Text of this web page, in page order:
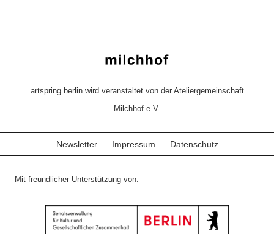
artspring berlin wird veranstaltet von der Ateliergemeinschaft
Milchhof e.V.
Newsletter Impressum Datenschutz
Mit freundlicher Unterstützung von: